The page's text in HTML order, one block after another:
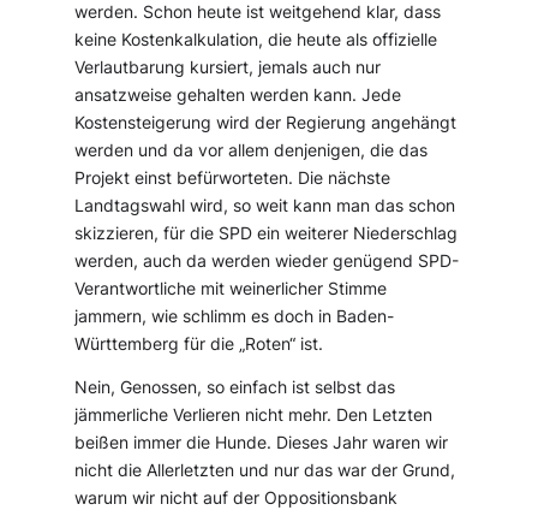
werden. Schon heute ist weitgehend klar, dass
keine Kostenkalkulation, die heute als offizielle
Verlautbarung kursiert, jemals auch nur
ansatzweise gehalten werden kann. Jede
Kostensteigerung wird der Regierung angehängt
werden und da vor allem denjenigen, die das
Projekt einst befürworteten. Die nächste
Landtagswahl wird, so weit kann man das schon
skizzieren, für die SPD ein weiterer Niederschlag
werden, auch da werden wieder genügend SPD-
Verantwortliche mit weinerlicher Stimme
jammern, wie schlimm es doch in Baden-
Württemberg für die „Roten“ ist.
Nein, Genossen, so einfach ist selbst das
jämmerliche Verlieren nicht mehr. Den Letzten
beißen immer die Hunde. Dieses Jahr waren wir
nicht die Allerletzten und nur das war der Grund,
warum wir nicht auf der Oppositionsbank